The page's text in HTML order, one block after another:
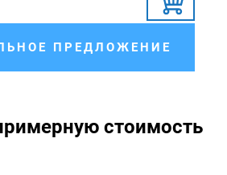
ПРЕДЛОЖЕНИЕ
стоимость